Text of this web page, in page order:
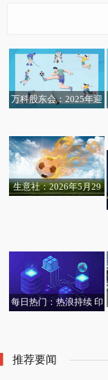
万科股东会：2025年迎
定 新一年聚焦化险和发
展两大任务
生意社：2026年5月29
每日热门：热浪持续 印
推荐要闻